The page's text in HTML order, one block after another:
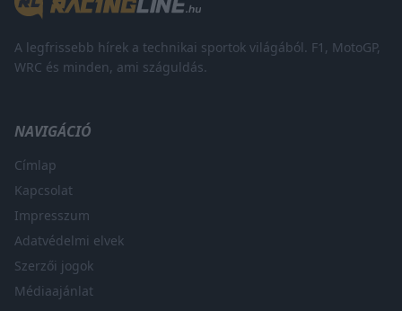
A legfrissebb hírek a technikai sportok világából. F1, MotoGP,
WRC és minden, ami száguldás.
NAVIGÁCIÓ
Címlap
Kapcsolat
Impresszum
Adatvédelmi elvek
Szerzői jogok
Médiaajánlat